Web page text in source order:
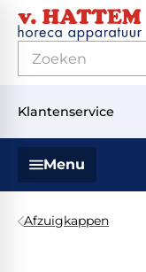
Klantenservice
Menu
Afzuigkappen